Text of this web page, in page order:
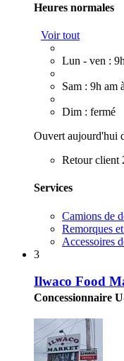
Heures normales
Voir tout
Lun - ven :
Sam : 9h am
Dim : fermé
Ouvert aujourd'hui
Retour client
Services
Camions de
Remorques
Accessoires
3
Ilwaco Food
Concessionnaire